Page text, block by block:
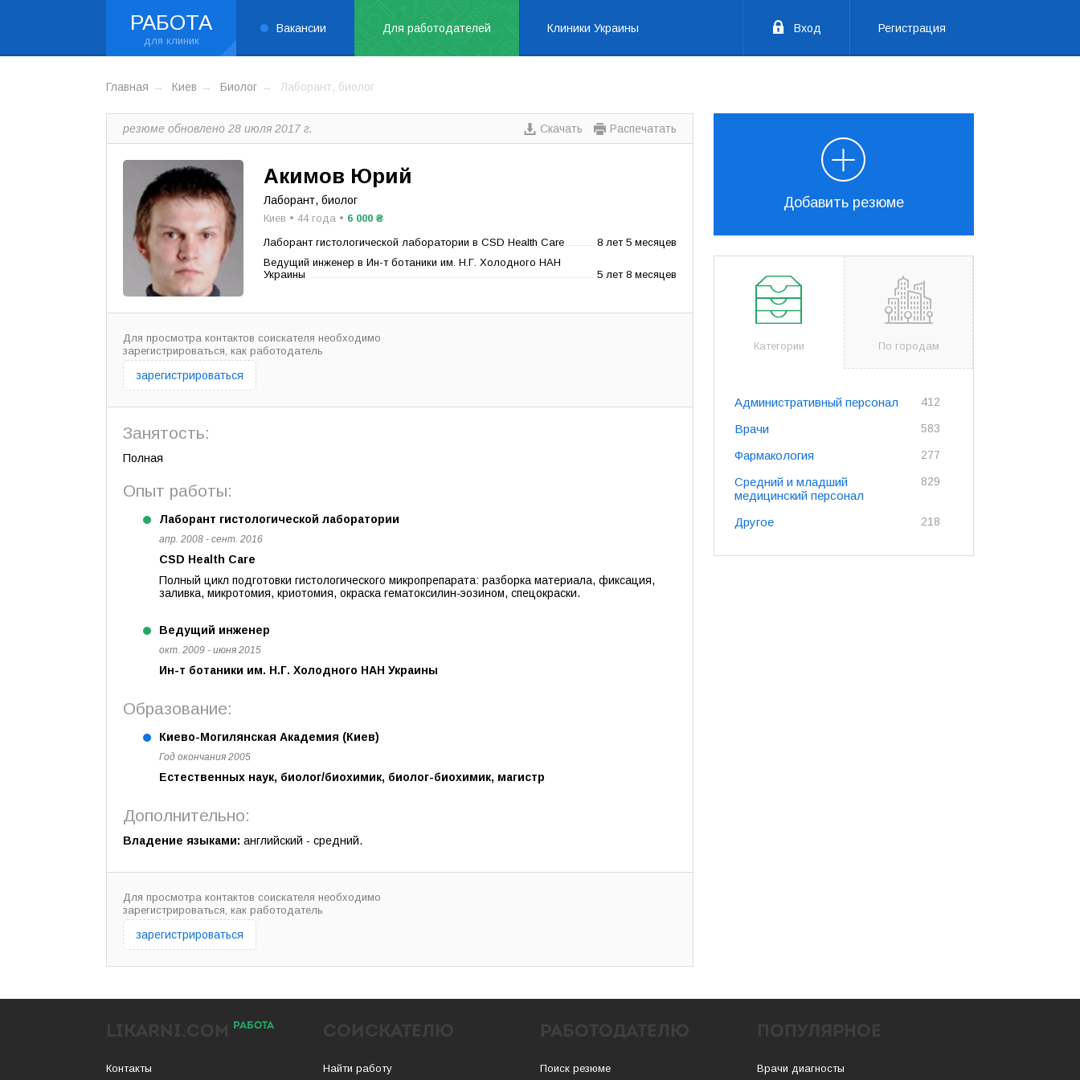
РАБОТА Вакансии Для работодателей Клиники Украины Вход Регистрация
Главная Киев Биолог Лаборант, биолог
резюме обновлено 28 июля 2017 г. Скачать Распечатать
Акимов Юрий
Лаборант, биолог
Киев • 44 года • 6 000 ₴
Лаборант гистологической лаборатории в CSD Health Care
8 лет 5 месяцев
Ведущий инженер в Ин-т ботаники им. Н.Г. Холодного НАН
Украины
5 лет 8 месяцев
Для просмотра контактов соискателя необходимо
зарегистрироваться, как работодатель
зарегистрироваться
Занятость:
Полная
Опыт работы:
Лаборант гистологической лаборатории
апр. 2008 - сент. 2016
CSD Health Care
Полный цикл подготовки гистологического микропрепарата: разборка материала, фиксация,
заливка, микротомия, криотомия, окраска гематоксилин-эозином, спецокраски.
Ведущий инженер
окт. 2009 - июня 2015
Ин-т ботаники им. Н.Г. Холодного НАН Украины
Образование:
Киево-Могилянская Академия (Киев)
Год окончания 2005
Естественных наук, биолог/биохимик, биолог-биохимик, магистр
Дополнительно:
Владение языками: английский - средний.
Для просмотра контактов соискателя необходимо
зарегистрироваться, как работодатель
зарегистрироваться
Добавить резюме
Категории По городам
Административный персонал 412
Врачи 583
Фармакология 277
Средний и младший
медицинский персонал
829
Другое 218
РАБОТА
Контакты Найти работу Поиск резюме Врачи диагносты